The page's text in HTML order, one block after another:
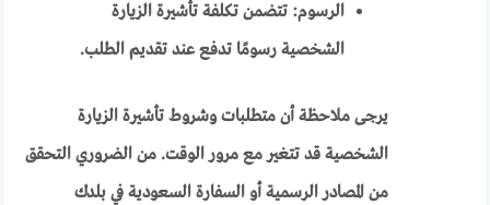
الرسوم: تتضمن تكلفة تأشيرة الزيارة
الشخصية رسومًا تدفع عند تقديم الطلب.
يرجى ملاحظة أن متطلبات وشروط تأشيرة الزيارة
الشخصية قد تتغير مع مرور الوقت. من الضروري التحقق
من المصادر الرسمية أو السفارة السعودية في بلدك